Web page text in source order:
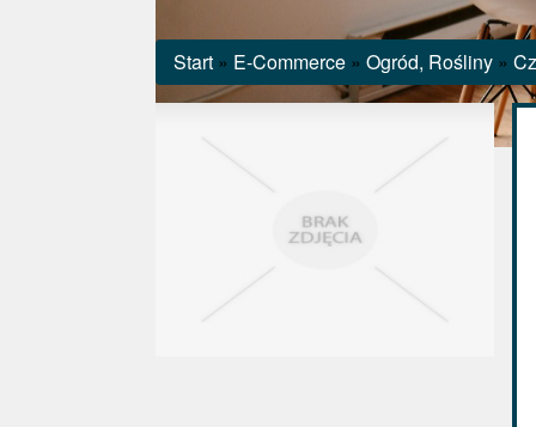
Start » E-Commerce » Ogród, Rośliny »